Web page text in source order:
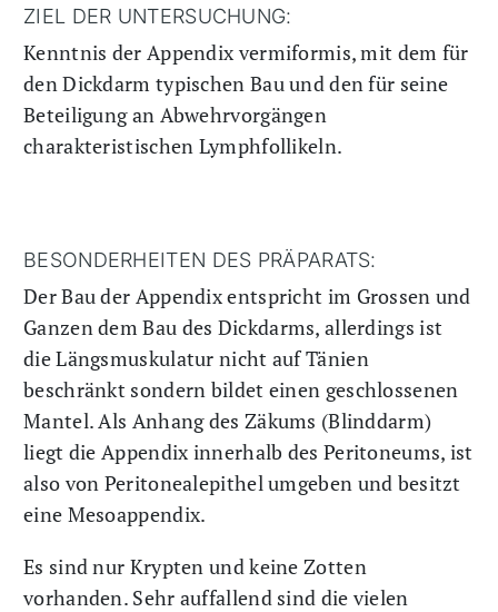
ZIEL DER UNTERSUCHUNG:
Kenntnis der Appendix vermiformis, mit dem für
den Dickdarm typischen Bau und den für seine
Beteiligung an Abwehrvorgängen
charakteristischen Lymphfollikeln.
BESONDERHEITEN DES PRÄPARATS:
Der Bau der Appendix entspricht im Grossen und
Ganzen dem Bau des Dickdarms, allerdings ist
die Längsmuskulatur nicht auf Tänien
beschränkt sondern bildet einen geschlossenen
Mantel. Als Anhang des Zäkums (Blinddarm)
liegt die Appendix innerhalb des Peritoneums, ist
also von Peritonealepithel umgeben und besitzt
eine Mesoappendix.
Es sind nur Krypten und keine Zotten
vorhanden. Sehr auffallend sind die vielen